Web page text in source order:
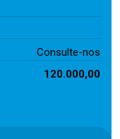
Consulte-nos
120.000,00